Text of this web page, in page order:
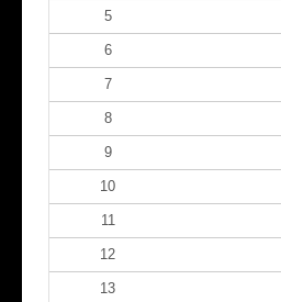
5
6
7
8
9
10
11
12
13